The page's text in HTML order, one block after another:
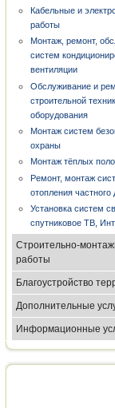
Кабельные и
работы
Монтаж, ремонт,
систем
вентиляции
Обслуживание и
строительной
оборудования
Монтаж систем
охраны
Монтаж тёплых
Ремонт, монтаж
отопления частного
Установка систем
спутниковое ТВ,
Строительно-
работы
Благоустройство
Дополнительные
Информационные